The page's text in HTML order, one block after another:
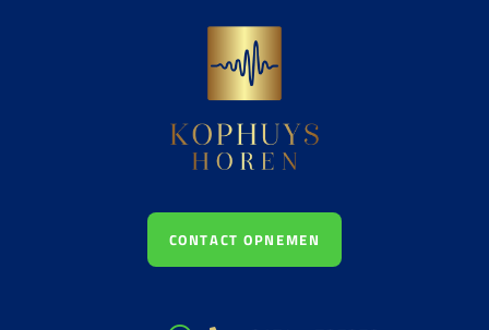
CONTACT OPNEMEN